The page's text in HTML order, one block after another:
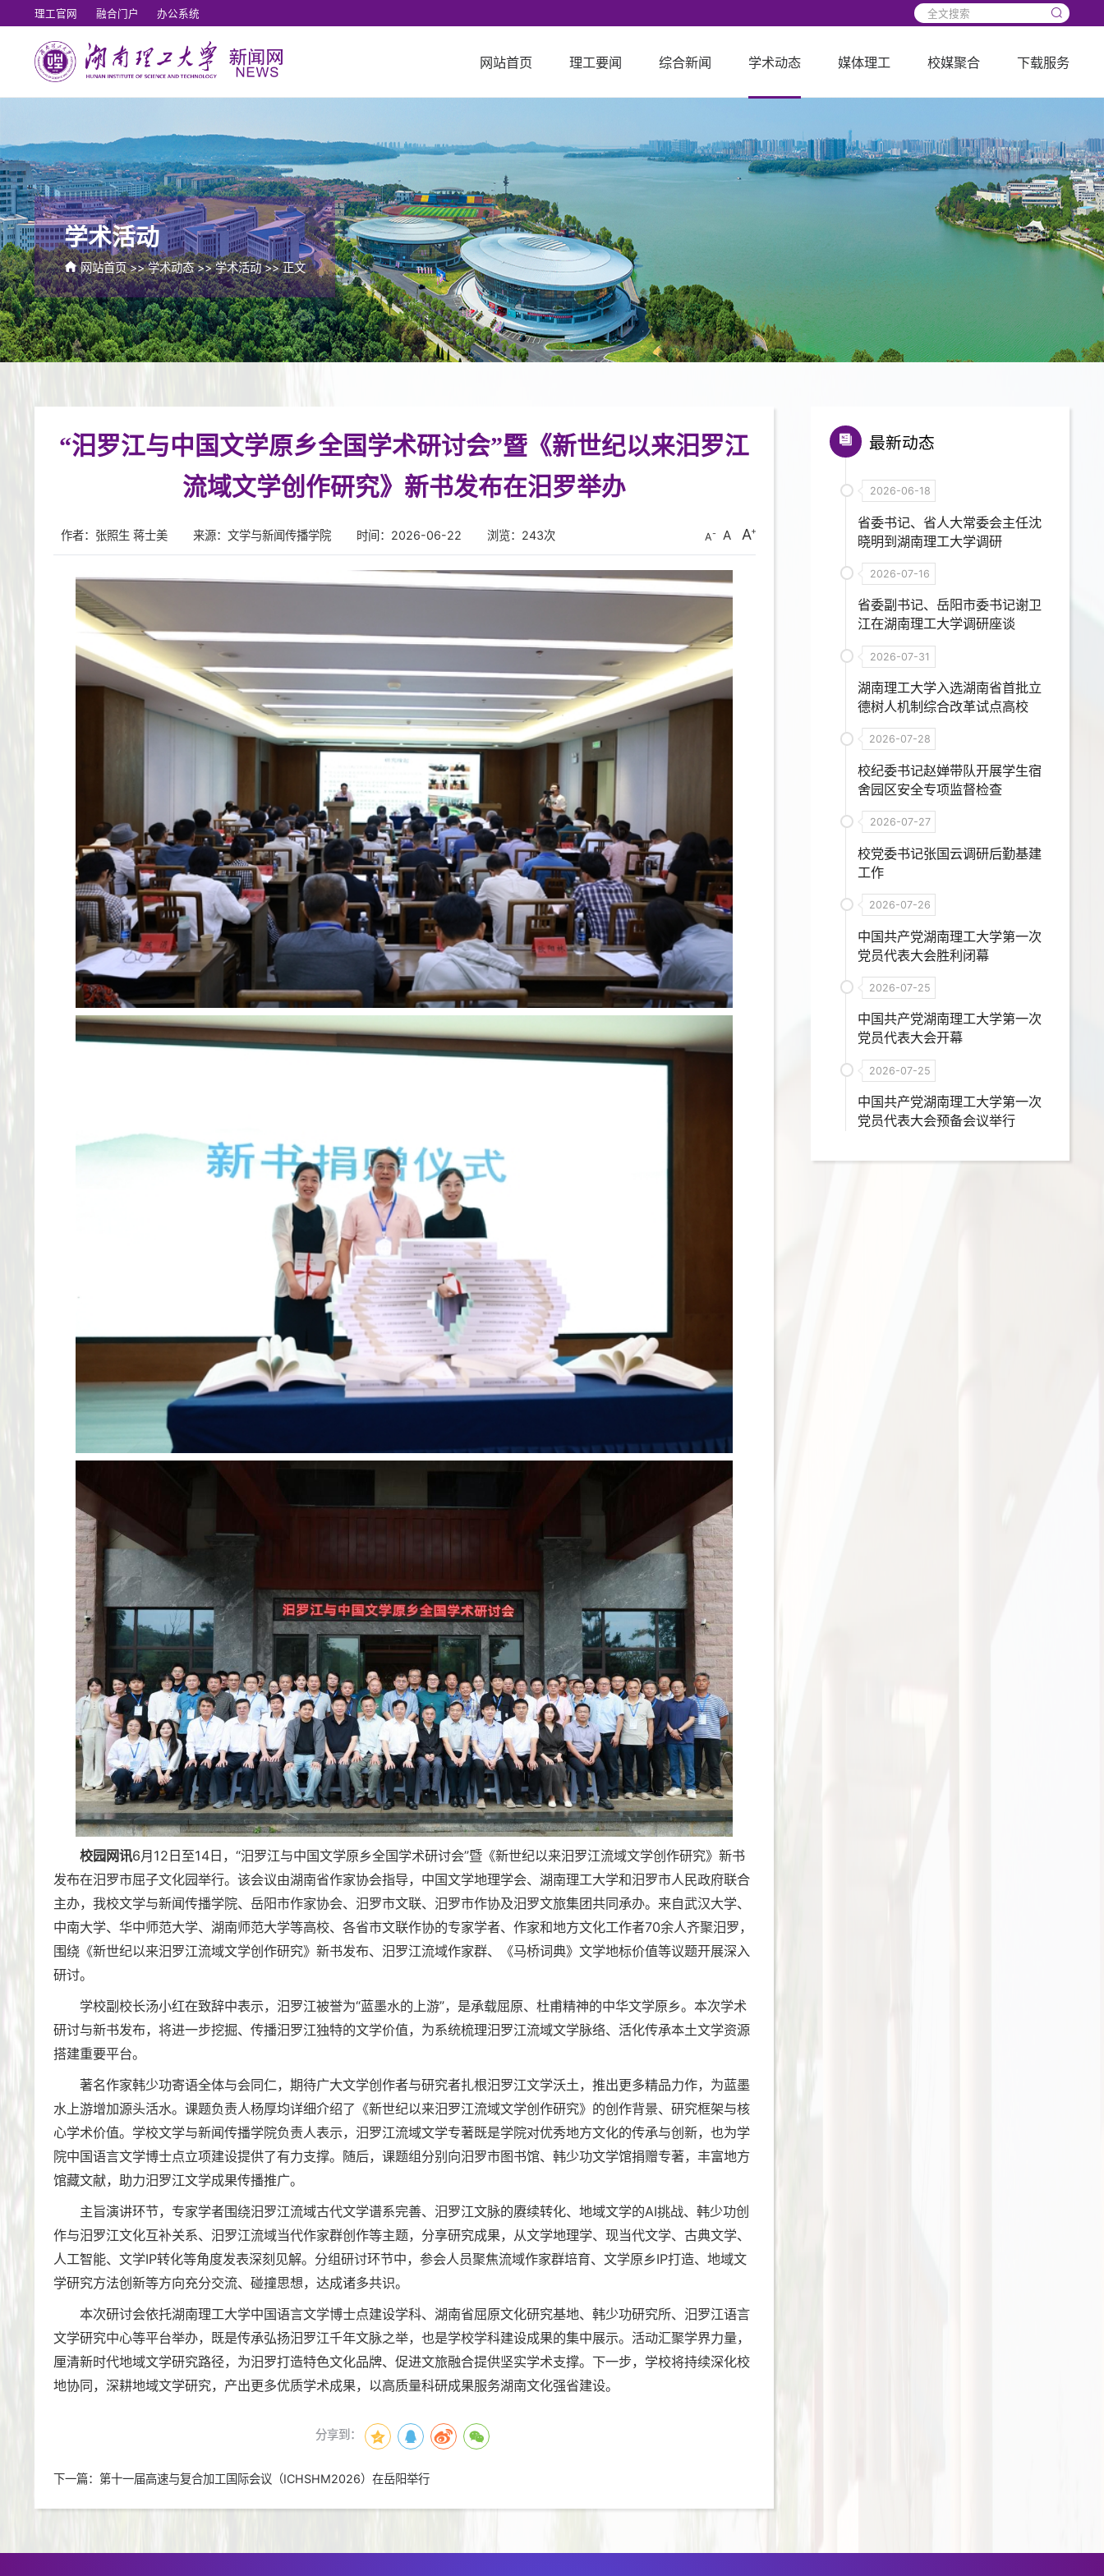
理工官网 融合门户 办公系统
网站首页 理工要闻 综合新闻 学术动态 媒体理工 校媒聚合 下载服务
学术活动
网站首页>>学术动态>>学术活动>> 正文
“汨罗江与中国文学原乡全国学术研讨会”暨《新世纪以来汨罗江
流域文学创作研究》新书发布在汨罗举办
作者：张照生 蒋士美 来源：文学与新闻传播学院 时间：2026-06-22 浏览： 243次 A A A
校园网讯6月12日至14日，“汨罗江与中国文学原乡全国学术研讨会”暨《新世纪以来汨罗江流域文学创作研究》新书
发布在汨罗市屈子文化园举行。该会议由湖南省作家协会指导，中国文学地理学会、湖南理工大学和汨罗市人民政府联合
主办，我校文学与新闻传播学院、岳阳市作家协会、汨罗市文联、汨罗市作协及汨罗文旅集团共同承办。来自武汉大学、
中南大学、华中师范大学、湖南师范大学等高校、各省市文联作协的专家学者、作家和地方文化工作者70余人齐聚汨罗，
围绕《新世纪以来汨罗江流域文学创作研究》新书发布、汨罗江流域作家群、《马桥词典》文学地标价值等议题开展深入
研讨。
学校副校长汤小红在致辞中表示，汨罗江被誉为“蓝墨水的上游”，是承载屈原、杜甫精神的中华文学原乡。本次学术
研讨与新书发布，将进一步挖掘、传播汨罗江独特的文学价值，为系统梳理汨罗江流域文学脉络、活化传承本土文学资源
搭建重要平台。
著名作家韩少功寄语全体与会同仁，期待广大文学创作者与研究者扎根汨罗江文学沃土，推出更多精品力作，为蓝墨
水上游增加源头活水。课题负责人杨厚均详细介绍了《新世纪以来汨罗江流域文学创作研究》的创作背景、研究框架与核
心学术价值。学校文学与新闻传播学院负责人表示，汨罗江流域文学专著既是学院对优秀地方文化的传承与创新，也为学
院中国语言文学博士点立项建设提供了有力支撑。随后，课题组分别向汨罗市图书馆、韩少功文学馆捐赠专著，丰富地方
馆藏文献，助力汨罗江文学成果传播推广。
主旨演讲环节，专家学者围绕汨罗江流域古代文学谱系完善、汨罗江文脉的赓续转化、地域文学的AI挑战、韩少功创
作与汨罗江文化互补关系、汨罗江流域当代作家群创作等主题，分享研究成果，从文学地理学、现当代文学、古典文学、
人工智能、文学IP转化等角度发表深刻见解。分组研讨环节中，参会人员聚焦流域作家群培育、文学原乡IP打造、地域文
学研究方法创新等方向充分交流、碰撞思想，达成诸多共识。
本次研讨会依托湖南理工大学中国语言文学博士点建设学科、湖南省屈原文化研究基地、韩少功研究所、汨罗江语言
文学研究中心等平台举办，既是传承弘扬汨罗江千年文脉之举，也是学校学科建设成果的集中展示。活动汇聚学界力量，
厘清新时代地域文学研究路径，为汨罗打造特色文化品牌、促进文旅融合提供坚实学术支撑。下一步，学校将持续深化校
地协同，深耕地域文学研究，产出更多优质学术成果，以高质量科研成果服务湖南文化强省建设。
分享到：
下一篇： 第十一届高速与复合加工国际会议（ICHSHM2026）在岳阳举行
最新动态
2026-06-18
省委书记、省人大常委会主任沈
晓明到湖南理工大学调研
2026-07-16
省委副书记、岳阳市委书记谢卫
江在湖南理工大学调研座谈
2026-07-31
湖南理工大学入选湖南省首批立
德树人机制综合改革试点高校
2026-07-28
校纪委书记赵婵带队开展学生宿
舍园区安全专项监督检查
2026-07-27
校党委书记张国云调研后勤基建
工作
2026-07-26
中国共产党湖南理工大学第一次
党员代表大会胜利闭幕
2026-07-25
中国共产党湖南理工大学第一次
党员代表大会开幕
2026-07-25
中国共产党湖南理工大学第一次
党员代表大会预备会议举行